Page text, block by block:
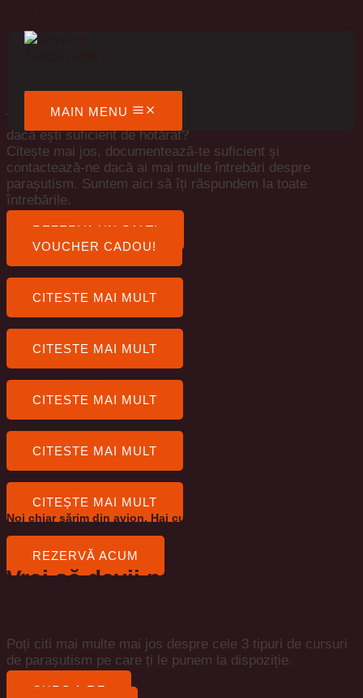
MAIN MENU
Vrei să zbori?
Te gândești la un salt cu parașuta in tandem și nu știi
dacă ești suficient de hotărât?
Citește mai jos, documentează-te suficient și
contactează-ne dacă ai mai multe întrebări despre
parașutism. Suntem aici să îți răspundem la toate
întrebările.
REZERVA UN SALT!
VOUCHER CADOU!
Tandem
CITESTE MAI MULT
Tandem Handcam
CITESTE MAI MULT
Tandem Video
CITESTE MAI MULT
Tandem Foto+Video
CITESTE MAI MULT
Tandem Premium
CITEȘTE MAI MULT
Noi chiar sărim din avion. Hai cu noi!
Rezervă-ți un loc acum:
REZERVĂ ACUM
Vrei să devii parașutist
Poți citi mai multe mai jos despre cele 3 tipuri de cursuri
de parașutism pe care ți le punem la dispoziție.
CURS A.F.F